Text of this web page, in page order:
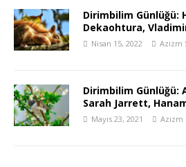
Dirimbilim Günlüğü:
Dekaohtura,
Nisan 15, 2022 Azizm
Dirimbilim Günlüğü:
Sarah Jarrett,
Mayıs 23, 2021 Azizm